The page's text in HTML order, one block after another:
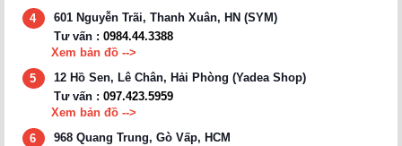
4
601 Nguyễn Trãi, Thanh Xuân, HN (SYM)
Tư vấn : 0984.44.3388
Xem bản đồ -->
5
12 Hồ Sen, Lê Chân, Hải Phòng (Yadea Shop)
Tư vấn : 097.423.5959
Xem bản đồ -->
6
968 Quang Trung, Gò Vấp, HCM